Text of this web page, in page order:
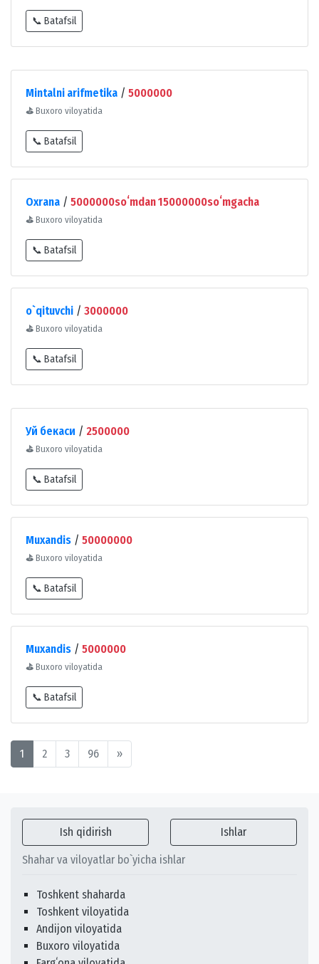
📞 Batafsil
Mintalni arifmetika / 5000000
⛳ Buxoro viloyatida
📞 Batafsil
Oxrana / 5000000soʻmdan 15000000soʻmgacha
⛳ Buxoro viloyatida
📞 Batafsil
o`qituvchi / 3000000
⛳ Buxoro viloyatida
📞 Batafsil
Уй бекаси / 2500000
⛳ Buxoro viloyatida
📞 Batafsil
Muxandis / 50000000
⛳ Buxoro viloyatida
📞 Batafsil
Muxandis / 5000000
⛳ Buxoro viloyatida
📞 Batafsil
1 2 3 96 »
Ish qidirish Ishlar
Shahar va viloyatlar bo`yicha ishlar
Toshkent shaharda
Toshkent viloyatida
Andijon viloyatida
Buxoro viloyatida